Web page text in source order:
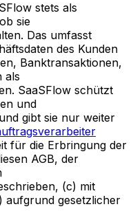
stets als
sie
Das umfasst
des Kunden
Banktransaktionen,
als
SaaSFlow schützt
und
gibt sie nur weiter
für die Erbringung der
AGB, der
(c) mit
aufgrund gesetzlicher